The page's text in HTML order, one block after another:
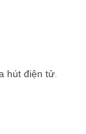
hút điện tử